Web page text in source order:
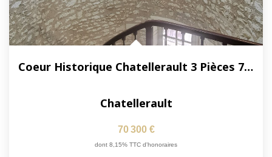
Coeur Historique Chatellerault 3 Pièces 76.19 M2
Chatellerault
70 300 €
dont 8,15% TTC d'honoraires